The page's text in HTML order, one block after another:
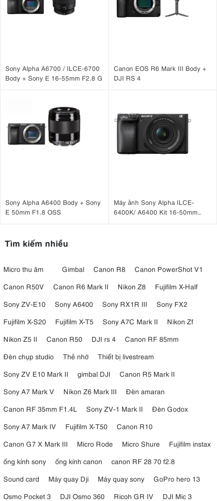
Sony Alpha A6700 / ILCE-6700
Body + Sony E 16-55mm F2.8 G
Canon EOS R6 Mark III Body +
DJI RS 4
Sony Alpha A6400 Body + Sony
E 50mm F1.8 OSS
Máy ảnh Sony Alpha ILCE-
6400K/ A6400 Kit 16-50mm
Tìm kiếm nhiều
Micro thu âm Gimbal Canon R8
Canon PowerShot V1
Canon R50V
Canon R6 Mark II Nikon Z8
Fujifilm X-Half
Sony ZV-E10
Sony A6400 Sony RX1R III
Sony FX2
Fujifilm X-S20
Fujifilm X-T5 Sony A7C Mark II
Nikon Zf
Nikon Z5 II
Canon R50 DJI rs 4
Canon RF 85mm
Đèn chụp studio
Thẻ nhớ
Thiết bị livestream
Sony ZV E10 Mark II
gimbal DJI
Canon R5 Mark II
Sony A7 Mark V
Nikon Z6 Mark III
Đèn amaran
Canon RF 35mm F1.4L
Sony ZV-1 Mark II
Đèn Godox
Sony A7 Mark IV
Fujifilm X-T50
Canon R10
Canon G7 X Mark III
Micro Rode Micro Shure
Fujifilm instax
ống kính sony
ống kính canon
canon RF 28 70 f2.8
Sound card
Máy quay Dji Máy quay sony
GoPro hero 13
Osmo Pocket 3
DJI Osmo 360 Ricoh GR IV
DJI Mic 3